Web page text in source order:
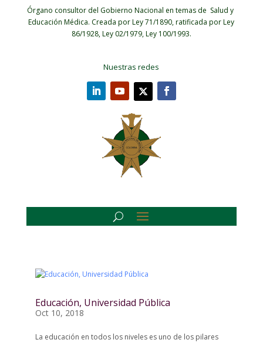
Órgano consultor del Gobierno Nacional en temas de Salud y
Educación Médica. Creada por Ley 71/1890, ratificada por Ley
86/1928, Ley 02/1979, Ley 100/1993.
Nuestras redes
Educación, Universidad Pública
Oct 10, 2018
La educación en todos los niveles es uno de los pilares